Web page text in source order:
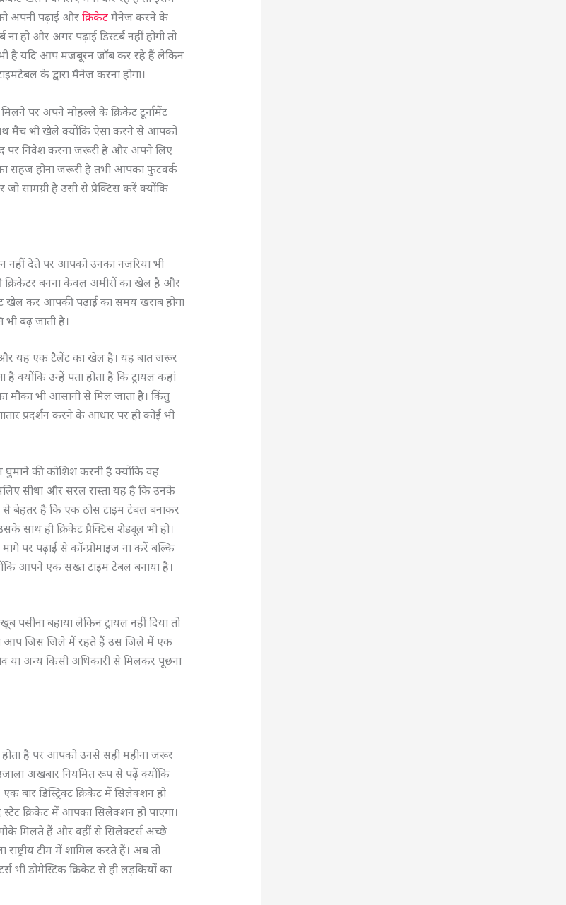
अपनी पढ़ाई औरक्रिकेटमैनेज करने के
हो और अगर पढ़ाई डिस्टर्ब नहीं होगी तो
है यदि आप मजबूरन जॉब कर रहे हैं लेकिन
के द्वारा मैनेज करना होगा।
पर अपने मोहल्ले के क्रिकेट टूर्नामेंट
मैच भी खेले क्योंकि ऐसा करने से आपको
पर निवेश करना जरूरी है और अपने लिए
सहज होना जरूरी है तभी आपका फुटवर्क
सामग्री है उसी से प्रैक्टिस करें क्योंकि
देते पर आपको उनका नजरिया भी
क्रिकेटर बनना केवल अमीरों का खेल है और
खेल कर आपकी पढ़ाई का समय खराब होगा
बढ़ जाती है।
और यह एक टैलेंट का खेल है। यह बात जरूर
क्योंकि उन्हें पता होता है कि ट्रायल कहां
भी आसानी से मिल जाता है। किंतु
प्रदर्शन करने के आधार पर ही कोई भी
की कोशिश करनी है क्योंकि वह
सीधा और सरल रास्ता यह है कि उनके
बेहतर है कि एक ठोस टाइम टेबल बनाकर
ही क्रिकेट प्रैक्टिस शेड्यूल भी हो।
पढ़ाई से कॉन्प्रोमाइज ना करें बल्कि
आपने एक सख्त टाइम टेबल बनाया है।
पसीना बहाया लेकिन ट्रायल नहीं दिया तो
आप जिस जिले में रहते हैं उस जिले में एक
या अन्य किसी अधिकारी से मिलकर पूछना
होता है पर आपको उनसे सही महीना जरूर
अखबार नियमित रूप से पढ़ें क्योंकि
बार डिस्ट्रिक्ट क्रिकेट में सिलेक्शन हो
क्रिकेट में आपका सिलेक्शन हो पाएगा।
मिलते हैं और वहीं से सिलेक्टर्स अच्छे
टीम में शामिल करते हैं। अब तो
डोमेस्टिक क्रिकेट से ही लड़कियों का